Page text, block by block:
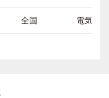
全国 電気 /